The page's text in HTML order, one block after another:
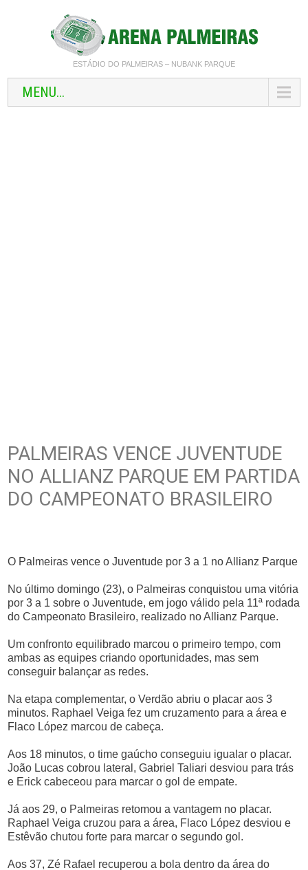
ESTÁDIO DO PALMEIRAS – NUBANK PARQUE
MENU...
PALMEIRAS VENCE JUVENTUDE
NO ALLIANZ PARQUE EM PARTIDA
DO CAMPEONATO BRASILEIRO
O Palmeiras vence o Juventude por 3 a 1 no Allianz Parque
No último domingo (23), o Palmeiras conquistou uma vitória
por 3 a 1 sobre o Juventude, em jogo válido pela 11ª rodada
do Campeonato Brasileiro, realizado no Allianz Parque.
Um confronto equilibrado marcou o primeiro tempo, com
ambas as equipes criando oportunidades, mas sem
conseguir balançar as redes.
Na etapa complementar, o Verdão abriu o placar aos 3
minutos. Raphael Veiga fez um cruzamento para a área e
Flaco López marcou de cabeça.
Aos 18 minutos, o time gaúcho conseguiu igualar o placar.
João Lucas cobrou lateral, Gabriel Taliari desviou para trás
e Erick cabeceou para marcar o gol de empate.
Já aos 29, o Palmeiras retomou a vantagem no placar.
Raphael Veiga cruzou para a área, Flaco López desviou e
Estêvão chutou forte para marcar o segundo gol.
Aos 37, Zé Rafael recuperou a bola dentro da área do